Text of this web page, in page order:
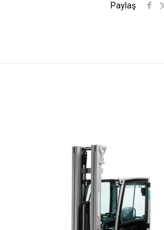
Paylaş